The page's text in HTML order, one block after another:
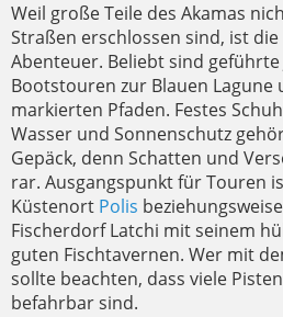
Weil große Teile des Akamas
Straßen erschlossen sind, ist
Abenteuer. Beliebt sind geführte
Bootstouren zur Blauen Lagune
markierten Pfaden. Festes
Wasser und Sonnenschutz
Gepäck, denn Schatten und
rar. Ausgangspunkt für Touren
Küstenort Polis
Fischerdorf Latchi mit seinem
guten Fischtavernen. Wer mit
sollte beachten, dass viele
befahrbar sind.